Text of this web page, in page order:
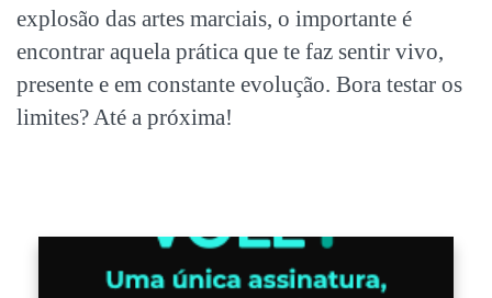
explosão das artes marciais, o importante é
encontrar aquela prática que te faz sentir vivo,
presente e em constante evolução. Bora testar os
limites? Até a próxima!